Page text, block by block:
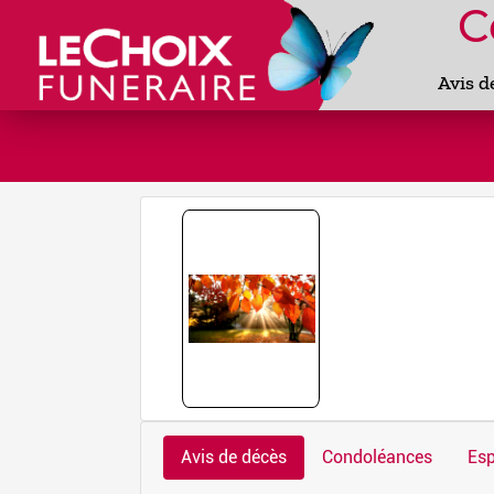
Avis
Avis de décès Condoléances